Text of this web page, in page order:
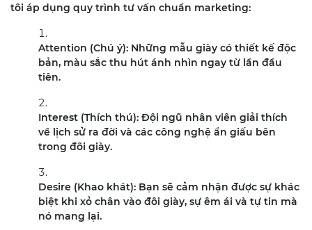
tôi áp dụng quy trình tư vấn chuẩn marketing:
Attention (Chú ý): Những mẫu giày có thiết kế độc
bản, màu sắc thu hút ánh nhìn ngay từ lần đầu
tiên.
Interest (Thích thú): Đội ngũ nhân viên giải thích
về lịch sử ra đời và các công nghệ ẩn giấu bên
trong đôi giày.
Desire (Khao khát): Bạn sẽ cảm nhận được sự khác
biệt khi xỏ chân vào đôi giày, sự êm ái và tự tin mà
nó mang lại.